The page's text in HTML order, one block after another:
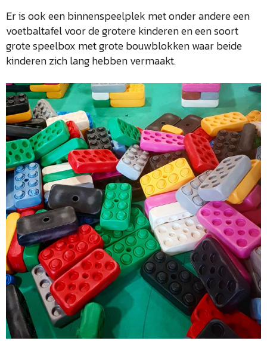
Er is ook een binnenspeelplek met onder andere een
voetbaltafel voor de grotere kinderen en een soort
grote speelbox met grote bouwblokken waar beide
kinderen zich lang hebben vermaakt.